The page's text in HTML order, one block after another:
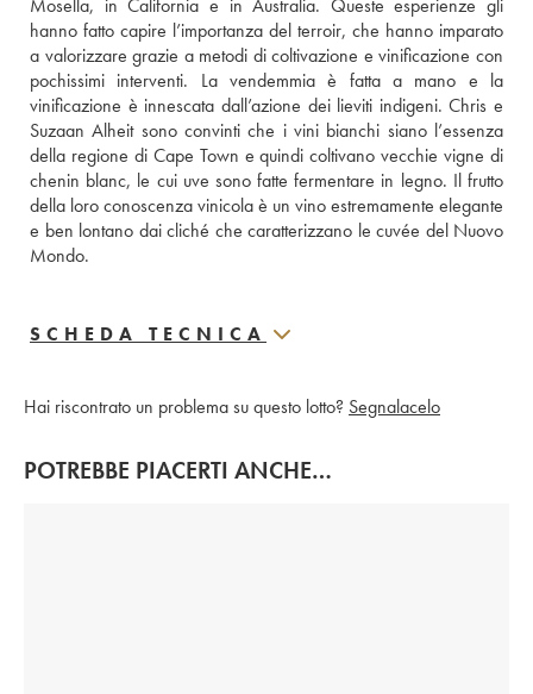
Mosella, in California e in Australia. Queste esperienze gli
hanno fatto capire l’importanza del terroir, che hanno imparato
a valorizzare grazie a metodi di coltivazione e vinificazione con
pochissimi interventi. La vendemmia è fatta a mano e la
vinificazione è innescata dall’azione dei lieviti indigeni. Chris e
Suzaan Alheit sono convinti che i vini bianchi siano l’essenza
della regione di Cape Town e quindi coltivano vecchie vigne di
chenin blanc, le cui uve sono fatte fermentare in legno. Il frutto
della loro conoscenza vinicola è un vino estremamente elegante
e ben lontano dai cliché che caratterizzano le cuvée del Nuovo
Mondo.
SCHEDA TECNICA
Hai riscontrato un problema su questo lotto? Segnalacelo
POTREBBE PIACERTI ANCHE…